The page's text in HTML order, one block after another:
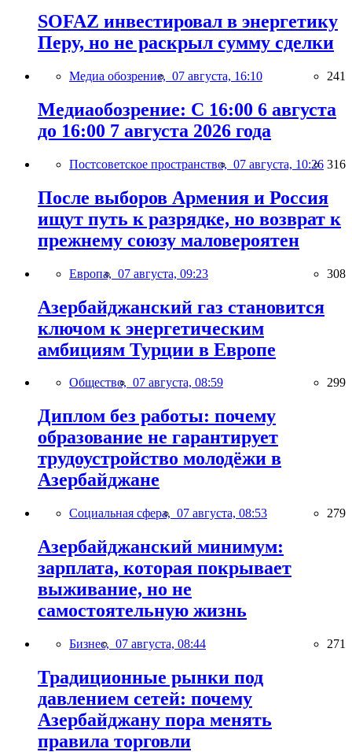
SOFAZ инвестировал в энергетику
Перу, но не раскрыл сумму сделки
Медиа обозрение, 07 августа, 16:10 241
Медиаобозрение: С 16:00 6 августа
до 16:00 7 августа 2026 года
Постсоветское пространство, 07 августа, 10:26 316
После выборов Армения и Россия
ищут путь к разрядке, но возврат к
прежнему союзу маловероятен
Европа, 07 августа, 09:23 308
Азербайджанский газ становится
ключом к энергетическим
амбициям Турции в Европе
Общество, 07 августа, 08:59 299
Диплом без работы: почему
образование не гарантирует
трудоустройство молодёжи в
Азербайджане
Социальная сфера, 07 августа, 08:53 279
Азербайджанский минимум:
зарплата, которая покрывает
выживание, но не
самостоятельную жизнь
Бизнес, 07 августа, 08:44 271
Традиционные рынки под
давлением сетей: почему
Азербайджану пора менять
правила торговли